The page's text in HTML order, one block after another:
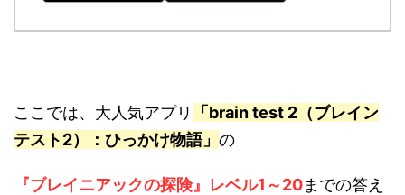
ここでは、大人気アプリ
「brain test 2（ブレイン
テスト2）：ひっかけ物語」 の
『ブレイニアックの探険』レベル1～20までの答え